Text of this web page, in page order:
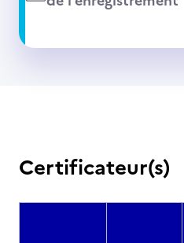
Certificateur(s)